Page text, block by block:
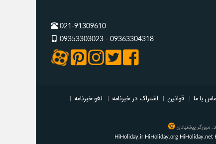
021-91309610
09353303023 - 09363304318
با ما قوانین اشتراک در خبرنامه لغو خبرنامه
مرورگر پیشنهادی
HiHoliday.ir HiHoliday.org HiHoliday.net